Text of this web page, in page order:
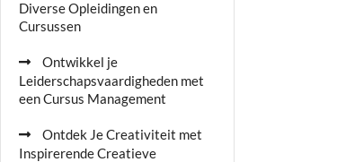
Diverse Opleidingen en
Cursussen
Ontwikkel je
Leiderschapsvaardigheden met
een Cursus Management
Ontdek Je Creativiteit met
Inspirerende Creatieve